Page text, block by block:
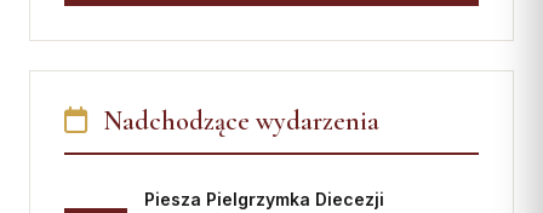
Nadchodzące wydarzenia
Piesza Pielgrzymka Diecezji